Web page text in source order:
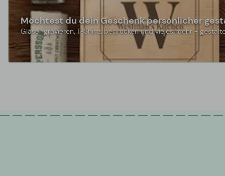
Möchtest du dein Geschenk persönlicher
Gläser gravieren, T-Shirts bedrucken und vieles mehr -